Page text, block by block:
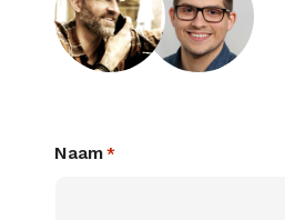
Naam *